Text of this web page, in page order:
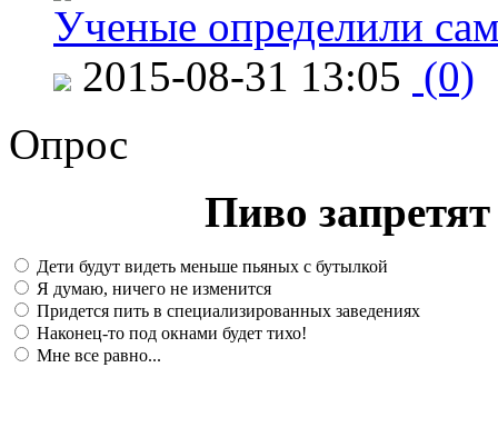
Ученые определили
2015-08-31 13:05 (0)
Опрос
Пиво
Дети будут видеть меньше пьяных с бутылкой
Я думаю, ничего не изменится
Придется пить в специализированных заведениях
Наконец-то под окнами будет тихо!
Мне все равно...